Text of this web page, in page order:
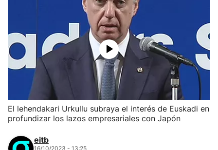
El lehendakari Urkullu subraya el interés de Euskadi en
profundizar los lazos empresariales con Japón
eitb
16/10/2023 - 13:25